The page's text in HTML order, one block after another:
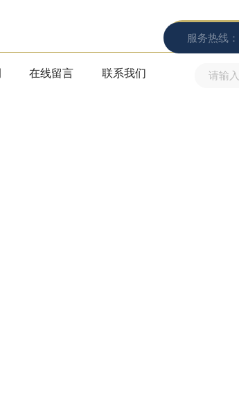
服务热线：
在线留言 联系我们